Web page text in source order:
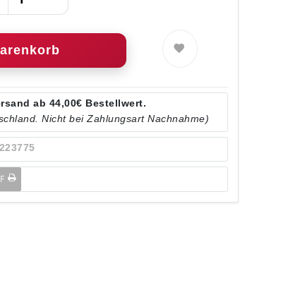
ab 44,00€ Bestellwert.
Nicht bei Zahlungsart Nachnahme)
223775